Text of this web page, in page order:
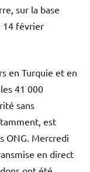
sur la base
14 février
en Turquie et en
41 000
sans
est
ONG. Mercredi
en direct